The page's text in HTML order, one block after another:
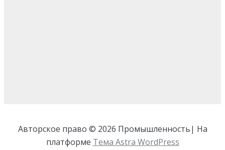
Авторское право © 2026 Промышленность| На
платформе Тема Astra WordPress